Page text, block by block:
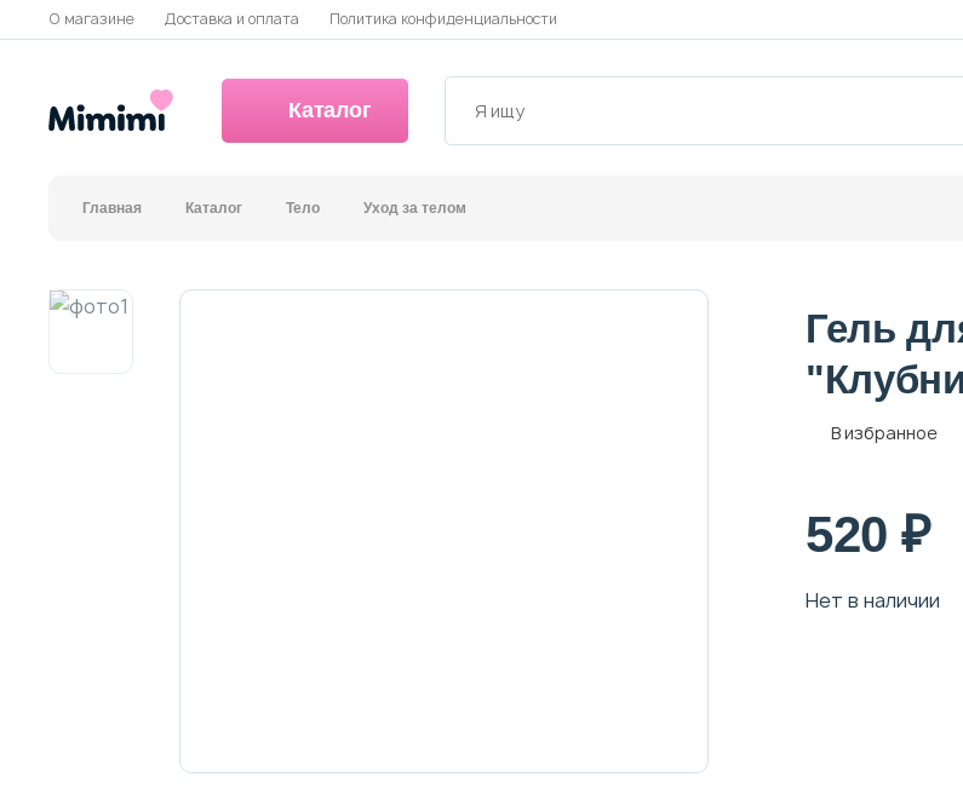
О магазине Доставка и оплата Политика конфиденциальности
Каталог
Главная Каталог Тело Уход за телом
Гель
В избранное
520 ₽
Нет в наличии